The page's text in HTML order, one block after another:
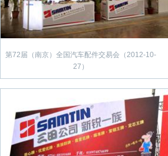
第72届（南京）全国汽车配件交易会（2012-10-
27）